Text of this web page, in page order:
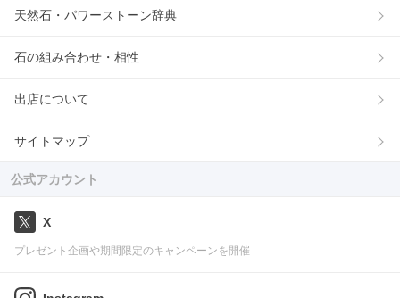
天然石・パワーストーン辞典
石の組み合わせ・相性
出店について
サイトマップ
公式アカウント
X
プレゼント企画や期間限定のキャンペーンを開催